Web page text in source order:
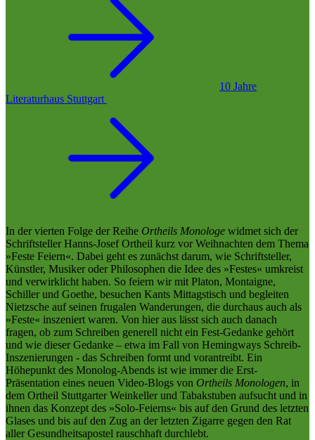
10 Jahre
Literaturhaus Stuttgart
In der vierten Folge der Reihe Ortheils Monologe widmet sich der
Schriftsteller Hanns-Josef Ortheil kurz vor Weihnachten dem Thema
»Feste Feiern«. Dabei geht es zunächst darum, wie Schriftsteller,
Künstler, Musiker oder Philosophen die Idee des »Festes« umkreist
und verwirklicht haben. So feiern wir mit Platon, Montaigne,
Schiller und Goethe, besuchen Kants Mittagstisch und begleiten
Nietzsche auf seinen frugalen Wanderungen, die durchaus auch als
»Feste« inszeniert waren. Von hier aus lässt sich auch danach
fragen, ob zum Schreiben generell nicht ein Fest-Gedanke gehört
und wie dieser Gedanke – etwa im Fall von Hemingways Schreib-
Inszenierungen - das Schreiben formt und vorantreibt. Ein
Höhepunkt des Monolog-Abends ist wie immer die Erst-
Präsentation eines neuen Video-Blogs von Ortheils Monologen, in
dem Ortheil Stuttgarter Weinkeller und Tabakstuben aufsucht und in
ihnen das Konzept des »Solo-Feierns« bis auf den Grund des letzten
Glases und bis auf den Zug an der letzten Zigarre gegen den Rat
aller Gesundheitsapostel rauschhaft durchlebt.